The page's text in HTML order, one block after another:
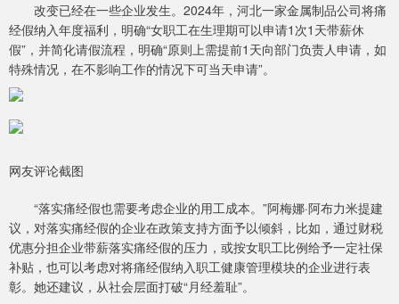
改变已经在一些企业发生。2024年，河北一家金属制品公司将痛
经假纳入年度福利，明确“女职工在生理期可以申请1次1天带薪休
假”，并简化请假流程，明确“原则上需提前1天向部门负责人申请，如
特殊情况，在不影响工作的情况下可当天申请”。
网友评论截图
“落实痛经假也需要考虑企业的用工成本。”阿梅娜·阿布力米提建
议，对落实痛经假的企业在政策支持方面予以倾斜，比如，通过财税
优惠分担企业带薪落实痛经假的压力，或按女职工比例给予一定社保
补贴，也可以考虑对将痛经假纳入职工健康管理模块的企业进行表
彰。她还建议，从社会层面打破“月经羞耻”。